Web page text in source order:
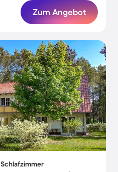
Zum Angebot
Schlafzimmer